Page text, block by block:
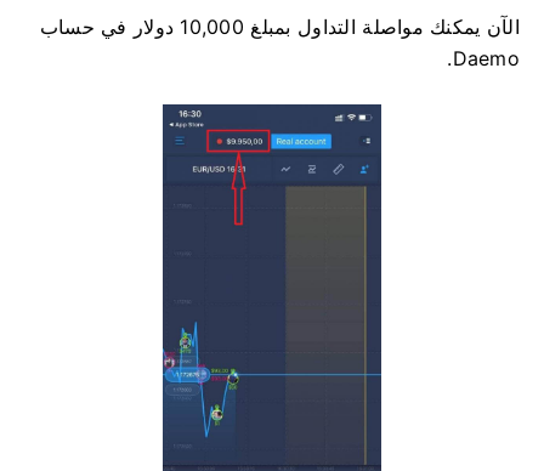
الآن يمكنك مواصلة التداول بمبلغ 10,000 دولار في حساب
Daemo.